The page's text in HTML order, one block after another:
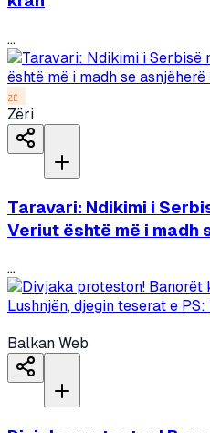
...
ZË
Zëri
Taravari: Ndikimi i
Veriut është më i madh
...
Balkan Web